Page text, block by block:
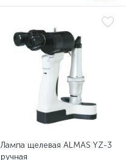
Лампа щелевая ALMAS YZ-3
ручная